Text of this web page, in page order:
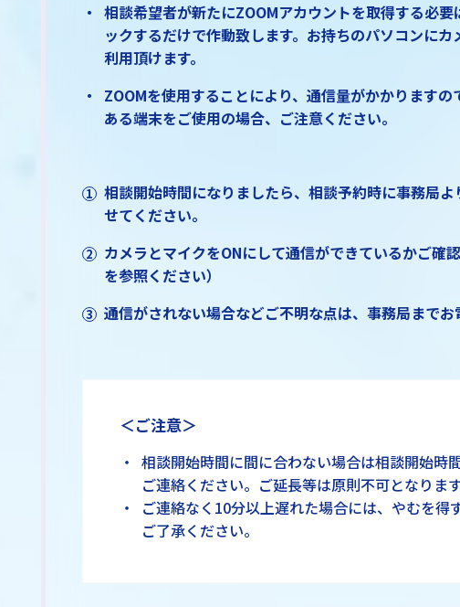
相談希望者が新たにZOOMアカウントを取得する必
ックするだけで作動致します。お持ちのパソコンに
利用頂けます。
ZOOMを使用することにより、通信量がかかります
ある端末をご使用の場合、ご注意ください。
相談開始時間になりましたら、相談予約時に事務局
せてください。
カメラとマイクをONにして通信ができているかご確
を参照ください）
通信がされない場合などご不明な点は、事務局までお
＜ご注意＞
相談開始時間に間に合わない場合は相談開始時
ご連絡ください。ご延長等は原則不可となります
ご連絡なく10分以上遅れた場合には、やむを得
ご了承ください。